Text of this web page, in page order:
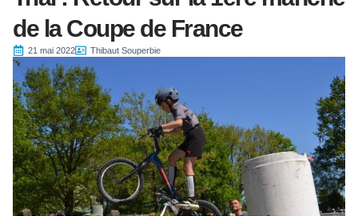
de la Coupe de France
21 mai 2022 Thibaut Souperbie